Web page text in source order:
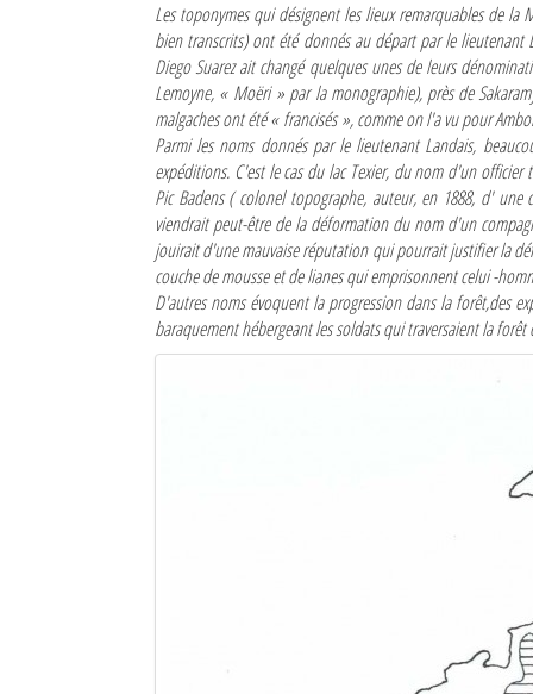
Les toponymes qui désignent les lieux remarquables de
bien transcrits) ont été donnés au départ par le
Diego Suarez ait changé quelques unes de leurs
Lemoyne, « Moëri » par la monographie), près de
malgaches ont été« francisés », comme on l'a vu pour
Parmi les noms donnés par le lieutenant Landais,
expéditions. C'est le cas du lac Texier, du nom d'un
Pic Badens ( colonel topographe, auteur, en 1888, d'
viendrait peut-être de la déformation du nom d'un
jouirait d'une mauvaise réputation qui pourrait justifier la
couche de mousse et de lianes qui emprisonnent celui -
D'autres noms évoquent la progression dans la forêt,des
baraquement hébergeant les soldats qui traversaient la